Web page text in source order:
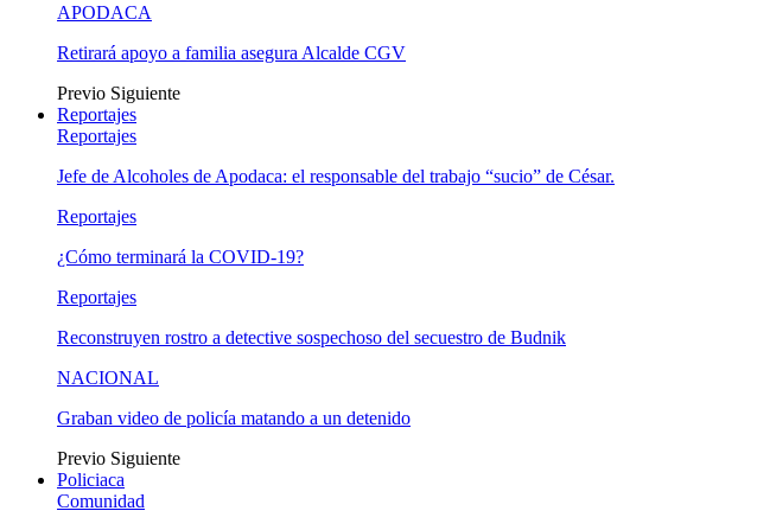
APODACA
Retirará apoyo a familia asegura Alcalde CGV
Previo Siguiente
Reportajes
Reportajes
Jefe de Alcoholes de Apodaca: el responsable del trabajo “sucio” de César.
Reportajes
¿Cómo terminará la COVID-19?
Reportajes
Reconstruyen rostro a detective sospechoso del secuestro de Budnik
NACIONAL
Graban video de policía matando a un detenido
Previo Siguiente
Policiaca
Comunidad